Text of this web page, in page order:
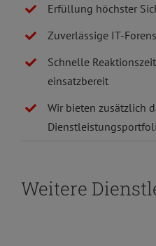
Erfüllung höchster
Zuverlässige IT-
Schnelle
einsatzbereit
Wir bieten zusätzlich
Weitere